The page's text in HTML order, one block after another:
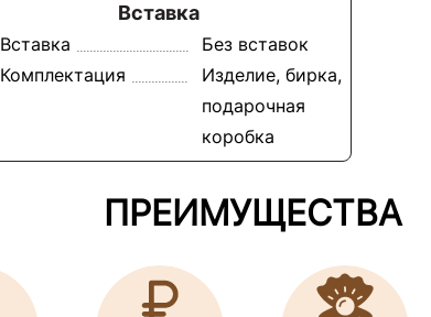
Вставка
Вставка
Без вставок
Комплектация
Изделие, бирка,
подарочная
коробка
ПРЕИМУЩЕСТВА